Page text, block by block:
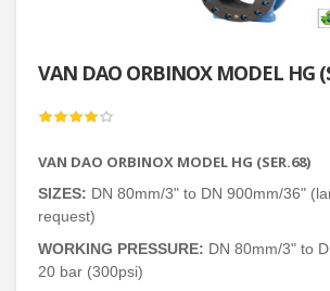
VAN DAO ORBINOX MODEL HG
VAN DAO ORBINOX MODEL HG (SER.68)
SIZES: DN 80mm/3" to DN 900mm/36"
request)
WORKING PRESSURE: DN 80mm/3" to
20 bar (300psi)